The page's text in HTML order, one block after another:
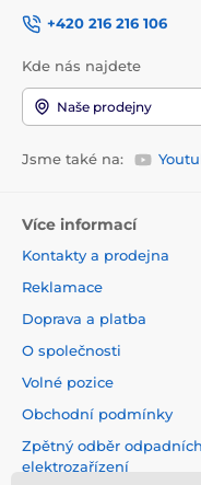
+420 216 216 106
Kde nás najdete
Naše prodejny
Jsme také na:
Více informací
Kontakty a prodejna
Reklamace
Doprava a platba
O společnosti
Volné pozice
Obchodní podmínky
Zpětný odběr odpadních
elektrozařízení